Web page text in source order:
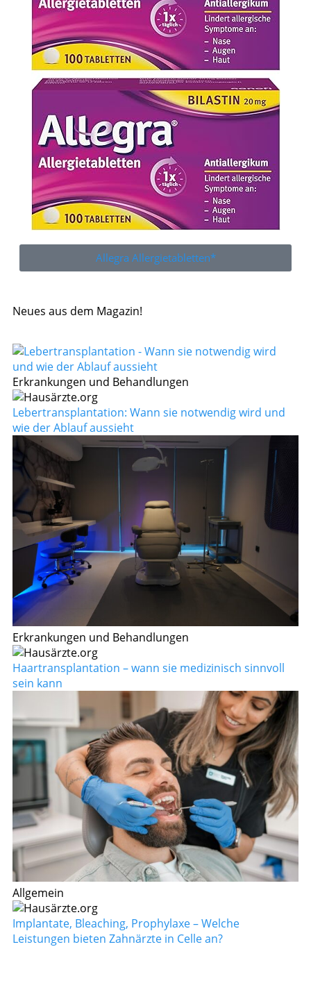
Allegra Allergietabletten*
Neues aus dem Magazin!
Erkrankungen und Behandlungen
Lebertransplantation: Wann sie notwendig wird und
wie der Ablauf aussieht
Erkrankungen und Behandlungen
Haartransplantation – wann sie medizinisch sinnvoll
sein kann
Allgemein
Implantate, Bleaching, Prophylaxe – Welche
Leistungen bieten Zahnärzte in Celle an?